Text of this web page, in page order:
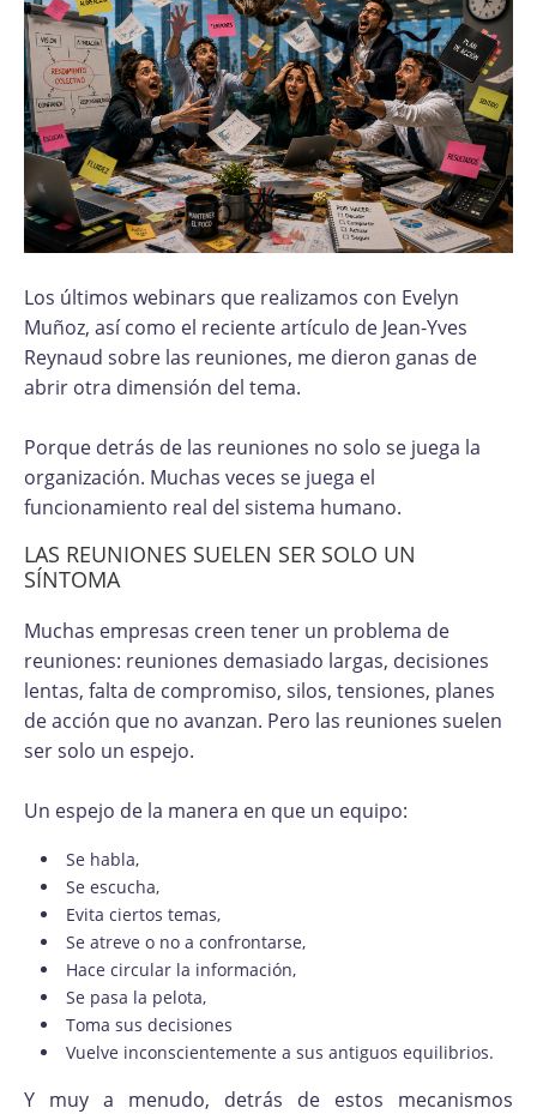
Los últimos webinars que realizamos con Evelyn
Muñoz, así como el reciente artículo de Jean-Yves
Reynaud sobre las reuniones, me dieron ganas de
abrir otra dimensión del tema.
Porque detrás de las reuniones no solo se juega la
organización. Muchas veces se juega el
funcionamiento real del sistema humano.
LAS REUNIONES SUELEN SER SOLO UN
SÍNTOMA
Muchas empresas creen tener un problema de
reuniones: reuniones demasiado largas, decisiones
lentas, falta de compromiso, silos, tensiones, planes
de acción que no avanzan. Pero las reuniones suelen
ser solo un espejo.
Un espejo de la manera en que un equipo:
Se habla,
Se escucha,
Evita ciertos temas,
Se atreve o no a confrontarse,
Hace circular la información,
Se pasa la pelota,
Toma sus decisiones
Vuelve inconscientemente a sus antiguos equilibrios.
Y muy a menudo, detrás de estos mecanismos